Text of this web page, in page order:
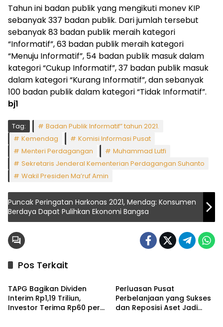
Tahun ini badan publik yang mengikuti monev KIP
sebanyak 337 badan publik. Dari jumlah tersebut
sebanyak 83 badan publik meraih kategori
“Informatif”, 63 badan publik meraih kategori
“Menuju Informatif”, 54 badan publik masuk dalam
kategori “Cukup Informatif”, 37 badan publik masuk
dalam kategori “Kurang Informatif”, dan sebanyak
100 badan publik dalam kategori “Tidak Informatif”.
bj1
Tag:
Badan Publik Informatif” tahun 2021.
Kemendag
Komisi Informasi Pusat
Menteri Perdagangan
Muhammad Lutfi
Sekretaris Jenderal Kementerian Perdagangan Suhanto
Wakil Presiden Ma’ruf Amin
Puncak Peringatan Harkonas 2021, Mendag: Konsumen
Berdaya Dapat Pulihkan Ekonomi Bangsa
Pos Terkait
Headline
TAPG Bagikan Dividen
Interim Rp1,19 Triliun,
Investor Terima Rp60 per
Perluasan Pusat
Perbelanjaan yang Sukses
dan Reposisi Aset Jadi
Headline